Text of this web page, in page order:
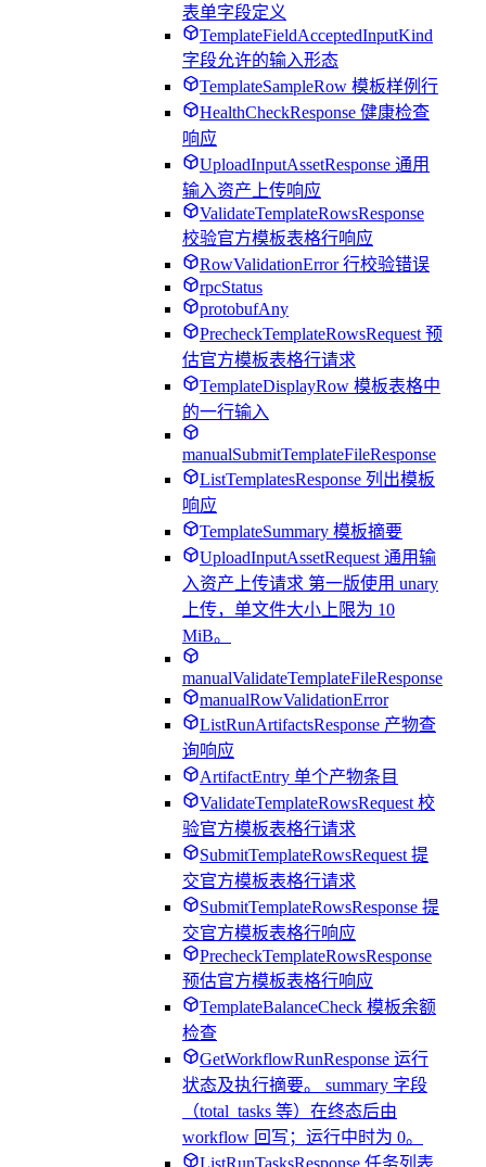
表单字段定义
TemplateFieldAcceptedInputKind
字段允许的输入形态
TemplateSampleRow 模板样例行
HealthCheckResponse 健康检查
响应
UploadInputAssetResponse 通用
输入资产上传响应
ValidateTemplateRowsResponse
校验官方模板表格行响应
RowValidationError 行校验错误
rpcStatus
protobufAny
PrecheckTemplateRowsRequest 预
估官方模板表格行请求
TemplateDisplayRow 模板表格中
的一行输入
manualSubmitTemplateFileResponse
ListTemplatesResponse 列出模板
响应
TemplateSummary 模板摘要
UploadInputAssetRequest 通用输
入资产上传请求 第一版使用 unary
上传，单文件大小上限为 10
MiB。
manualValidateTemplateFileResponse
manualRowValidationError
ListRunArtifactsResponse 产物查
询响应
ArtifactEntry 单个产物条目
ValidateTemplateRowsRequest 校
验官方模板表格行请求
SubmitTemplateRowsRequest 提
交官方模板表格行请求
SubmitTemplateRowsResponse 提
交官方模板表格行响应
PrecheckTemplateRowsResponse
预估官方模板表格行响应
TemplateBalanceCheck 模板余额
检查
GetWorkflowRunResponse 运行
状态及执行摘要。 summary 字段
（total_tasks 等）在终态后由
workflow 回写；运行中时为 0。
ListRunTasksResponse 任务列表